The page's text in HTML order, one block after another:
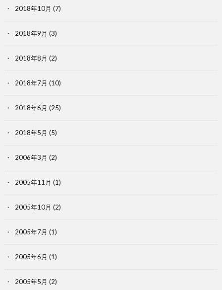
2018年10月 (7)
2018年9月 (3)
2018年8月 (2)
2018年7月 (10)
2018年6月 (25)
2018年5月 (5)
2006年3月 (2)
2005年11月 (1)
2005年10月 (2)
2005年7月 (1)
2005年6月 (1)
2005年5月 (2)